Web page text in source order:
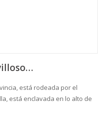
está rodeada por el
está enclavada en lo alto de